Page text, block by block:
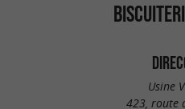
Usine
423, route